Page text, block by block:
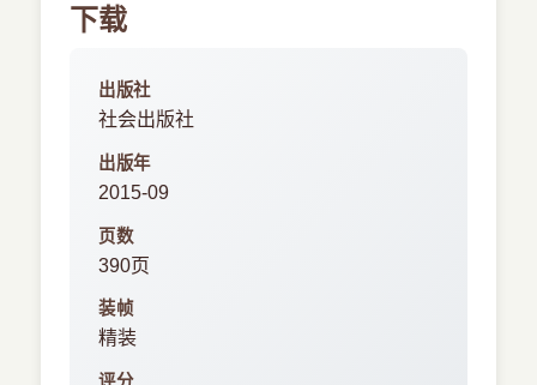
下载
出版社
社会出版社
出版年
2015-09
页数
390页
装帧
精装